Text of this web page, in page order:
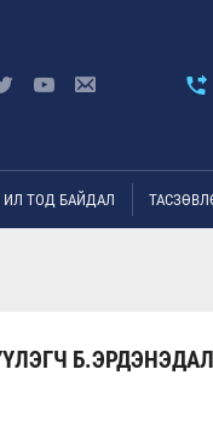
ИЛ ТОД БАЙДАЛ